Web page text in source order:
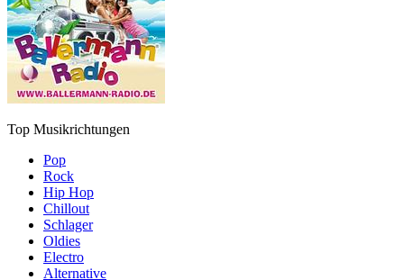
Top Musikrichtungen
Pop
Rock
Hip Hop
Chillout
Schlager
Oldies
Electro
Alternative